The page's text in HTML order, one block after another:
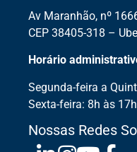
Av Maranhão, nº
CEP 38405-318 –
Horário
Segunda-feira a
Sexta-feira: 8h às 17h
Nossas Redes